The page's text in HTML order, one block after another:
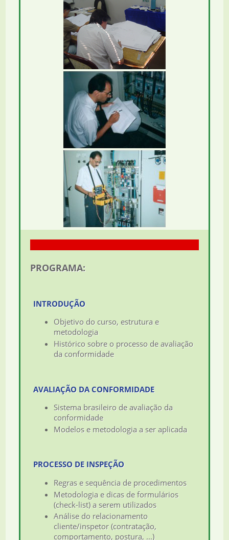
PROGRAMA:
INTRODUÇÃO
Objetivo do curso, estrutura e
metodologia
Histórico sobre o processo de avaliação
da conformidade
AVALIAÇÃO DA CONFORMIDADE
Sistema brasileiro de avaliação da
conformidade
Modelos e metodologia a ser aplicada
PROCESSO DE INSPEÇÃO
Regras e sequência de procedimentos
Metodologia e dicas de formulários
(check-list) a serem utilizados
Análise do relacionamento
cliente/inspetor (contratação,
comportamento, postura, ...)